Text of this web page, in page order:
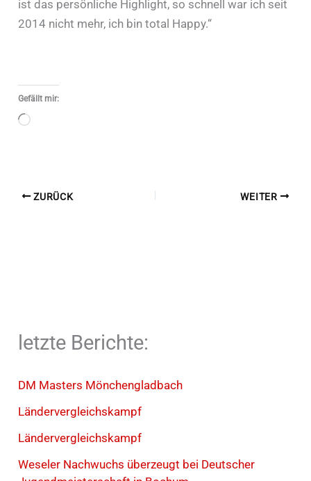
letzte Berichte:
DM Masters Mönchengladbach
Ländervergleichskampf
Ländervergleichskampf
Weseler Nachwuchs überzeugt bei Deutscher
ist das persönliche Highlight, so schnell war ich seit
2014 nicht mehr, ich bin total Happy.“
Gefällt mir:
Wird
ZURÜCK WEITER